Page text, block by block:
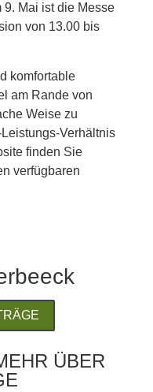
9. Mai ist die Messe
von 13.00 bis
komfortable
am Rande von
Weise zu
Verhältnis
finden Sie
verfügbaren
ÜBER